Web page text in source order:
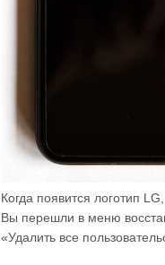
Когда появится логотип LG,
Вы перешли в меню
«Удалить все